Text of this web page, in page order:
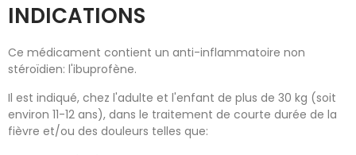
INDICATIONS
Ce médicament contient un anti-inflammatoire non
stéroïdien: l'ibuprofène.
Il est indiqué, chez l'adulte et l'enfant de plus de 30 kg (soit
environ 11-12 ans), dans le traitement de courte durée de la
fièvre et/ou des douleurs telles que: